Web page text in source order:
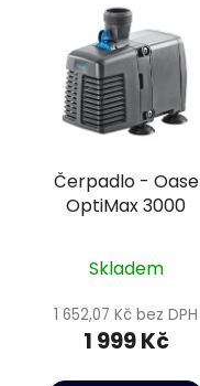
Čerpadlo - Oase
OptiMax 3000
Skladem
1 652,07 Kč bez DPH
1 999 Kč